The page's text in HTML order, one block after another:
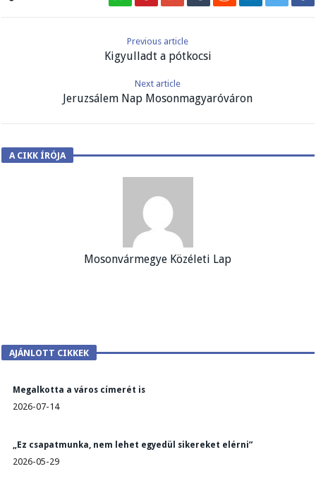
Previous article
Kigyulladt a pótkocsi
Next article
Jeruzsálem Nap Mosonmagyaróváron
A CIKK ÍRÓJA
Mosonvármegye Közéleti Lap
AJÁNLOTT CIKKEK
Megalkotta a város címerét is
2026-07-14
„Ez csapatmunka, nem lehet egyedül sikereket elérni”
2026-05-29